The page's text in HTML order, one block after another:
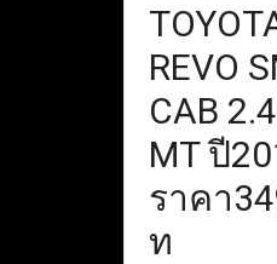
REVO
CAB
MT ปี
ราคา
ท